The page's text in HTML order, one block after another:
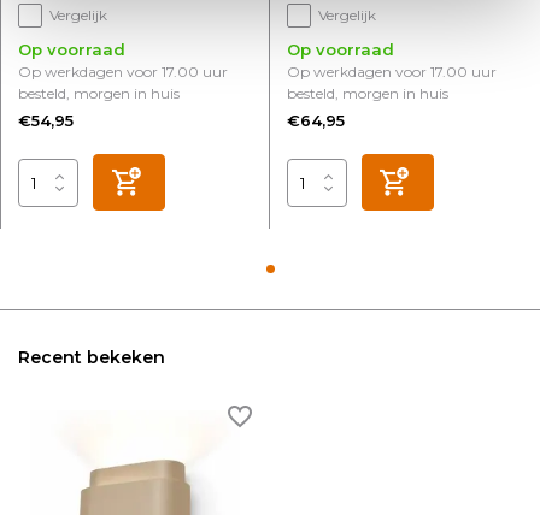
Vergelijk
Op voorraad
Op werkdagen voor 17.00 uur
besteld, morgen in huis
€54,95
Vergelijk
Op voorraad
Op werkdagen voor 17.00 uur
besteld, morgen in huis
€64,95
Recent bekeken